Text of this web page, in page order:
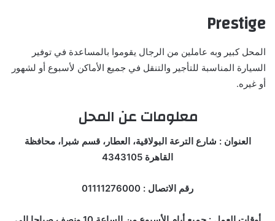
Prestige
المحل كبير وبه عاملين من الرجال يقوموا بالمساعدة في توفير
السيارة المناسبة للتأجير والتنقل في جميع الأماكن لأسبوع أو لشهور
أو غيره.
معلومات عن المحل
العنوان : شارع الترعة البولاقية، العطار، قسم شبرا، محافظة
القاهرة 4343105
رقم الاتصال : 01111276000